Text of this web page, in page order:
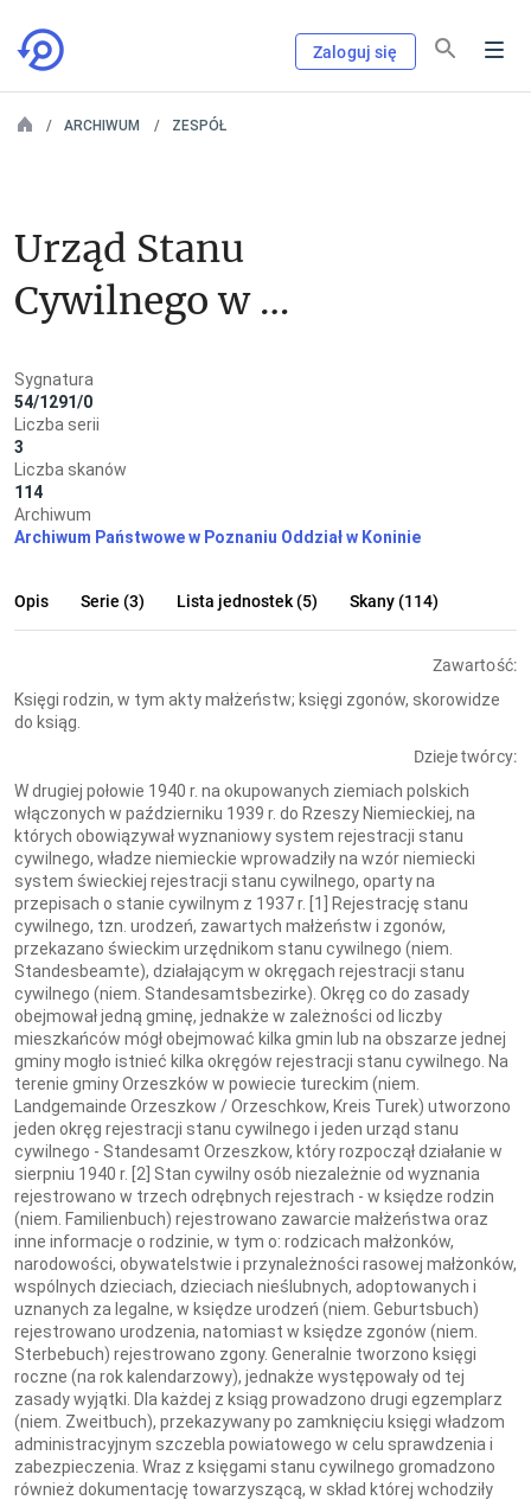
Zaloguj się
ARCHIWUM ZESPÓŁ
Urząd Stanu
Cywilnego w
Sygnatura
54/1291/0
Liczba serii
3
Liczba skanów
114
Archiwum
Archiwum Państwowe w Poznaniu Oddział w Koninie
Opis Serie (3) Lista jednostek (5) Skany (114)
Zawartość:
Księgi rodzin, w tym akty małżeństw; księgi zgonów, skorowidze
do ksiąg.
Dzieje twórcy:
W drugiej połowie 1940 r. na okupowanych ziemiach polskich
włączonych w październiku 1939 r. do Rzeszy Niemieckiej, na
których obowiązywał wyznaniowy system rejestracji stanu
cywilnego, władze niemieckie wprowadziły na wzór niemiecki
system świeckiej rejestracji stanu cywilnego, oparty na
przepisach o stanie cywilnym z 1937 r. [1] Rejestrację stanu
cywilnego, tzn. urodzeń, zawartych małżeństw i zgonów,
przekazano świeckim urzędnikom stanu cywilnego (niem.
Standesbeamte), działającym w okręgach rejestracji stanu
cywilnego (niem. Standesamtsbezirke). Okręg co do zasady
obejmował jedną gminę, jednakże w zależności od liczby
mieszkańców mógł obejmować kilka gmin lub na obszarze jednej
gminy mogło istnieć kilka okręgów rejestracji stanu cywilnego. Na
terenie gminy Orzeszków w powiecie tureckim (niem.
Landgemainde Orzeszkow / Orzeschkow, Kreis Turek) utworzono
jeden okręg rejestracji stanu cywilnego i jeden urząd stanu
cywilnego - Standesamt Orzeszkow, który rozpoczął działanie w
sierpniu 1940 r. [2] Stan cywilny osób niezależnie od wyznania
rejestrowano w trzech odrębnych rejestrach - w księdze rodzin
(niem. Familienbuch) rejestrowano zawarcie małżeństwa oraz
inne informacje o rodzinie, w tym o: rodzicach małżonków,
narodowości, obywatelstwie i przynależności rasowej małżonków,
wspólnych dzieciach, dzieciach nieślubnych, adoptowanych i
uznanych za legalne, w księdze urodzeń (niem. Geburtsbuch)
rejestrowano urodzenia, natomiast w księdze zgonów (niem.
Sterbebuch) rejestrowano zgony. Generalnie tworzono księgi
roczne (na rok kalendarzowy), jednakże występowały od tej
zasady wyjątki. Dla każdej z ksiąg prowadzono drugi egzemplarz
(niem. Zweitbuch), przekazywany po zamknięciu księgi władzom
administracyjnym szczebla powiatowego w celu sprawdzenia i
zabezpieczenia. Wraz z księgami stanu cywilnego gromadzono
również dokumentację towarzyszącą, w skład której wchodziły